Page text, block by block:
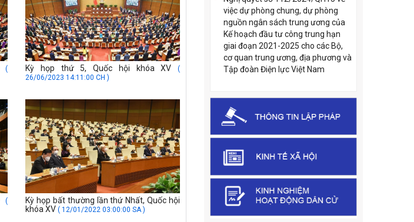
(
Kỳ họp thứ 5, Quốc hội khóa XV (
26/06/2023 14:11:00 CH )
(
Kỳ họp bất thường lần thứ Nhất, Quốc hội
khóa XV ( 12/01/2022 03:00:00 SA )
việc dự phòng chung, dự phòng
nguồn ngân sách trung ương của
Kế hoạch đầu tư công trung hạn
giai đoạn 2021-2025 cho các Bộ,
cơ quan trung ương, địa phương và
Tập đoàn Điện lực Việt Nam